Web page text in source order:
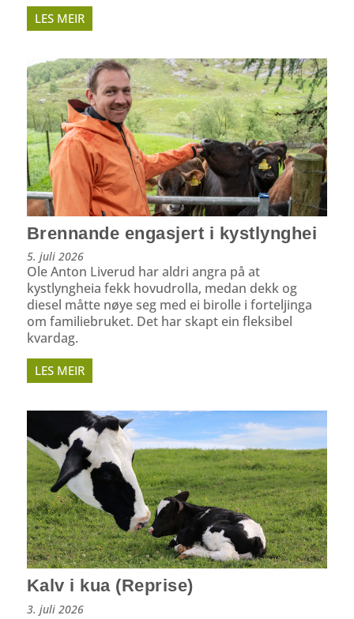
LES MEIR
Brennande engasjert i kystlynghei
5. juli 2026
Ole Anton Liverud har aldri angra på at
kystlyngheia fekk hovudrolla, medan dekk og
diesel måtte nøye seg med ei birolle i forteljinga
om familiebruket. Det har skapt ein fleksibel
kvardag.
LES MEIR
Kalv i kua (Reprise)
3. juli 2026